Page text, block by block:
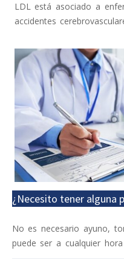
LDL está asociado a
accidentes
¿Necesito tener alguna
No es necesario ayuno,
puede ser a cualquier hora